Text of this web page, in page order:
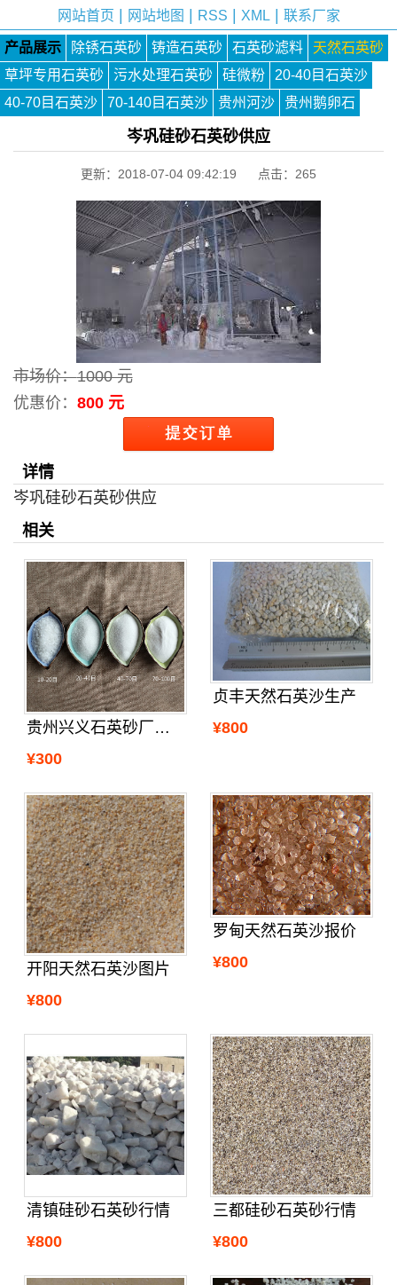
网站首页 网站地图 RSS XML| 联系厂家
产品展示 除锈石英砂 铸造石英砂 石英砂滤料
天然石英砂
草坪专用石英砂
污水处理石英砂 硅微粉
20-40目石英沙
40-70目石英沙
70-140目石英沙 贵州河沙 贵州鹅卵石
岑巩硅砂石英砂供应
更新：2018-07-04 09:42:19 点击： 265
市场价：1000 元
优惠价： 800 元
详情
岑巩硅砂石英砂供应
相关
贵州兴义石英砂厂家哪里卖和生产
¥300
贞丰天然石英沙生产
¥800
开阳天然石英沙图片
¥800
罗甸天然石英沙报价
¥800
清镇硅砂石英砂行情
¥800
三都硅砂石英砂行情
¥800